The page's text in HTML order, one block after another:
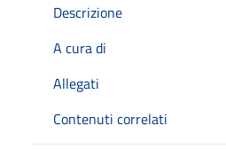
Descrizione
A cura di
Allegati
Contenuti correlati